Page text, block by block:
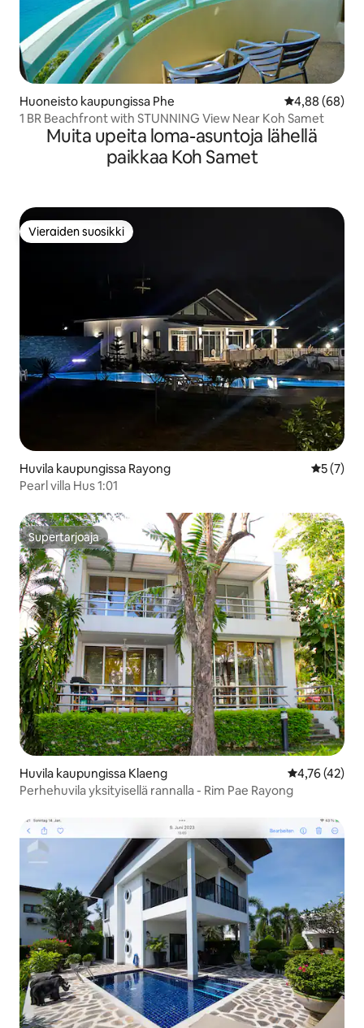
Huoneisto kaupungissa Phe
4,88 (68)
1 BR Beachfront with STUNNING View Near Koh Samet
Muita upeita loma-asuntoja lähellä
paikkaa Koh Samet
Vieraiden suosikki
Vieraiden suosikki
Huvila kaupungissa Rayong
5 (7)
Pearl villa Hus 1:01
Supertarjoaja
Supertarjoaja
Huvila kaupungissa Klaeng
4,76 (42)
Perhehuvila yksityisellä rannalla - Rim Pae Rayong